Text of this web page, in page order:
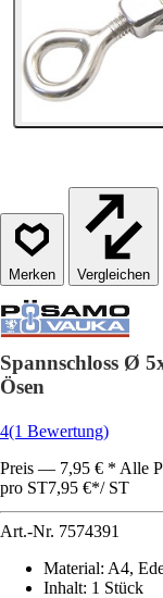
Vergleichen
Spannschloss Ø
Ösen
4(1 Bewertung)
Preis — 7,95 € * Alle
pro ST7,95 €*/ ST
Art.-Nr. 7574391
Material: A4,
Inhalt: 1 Stück